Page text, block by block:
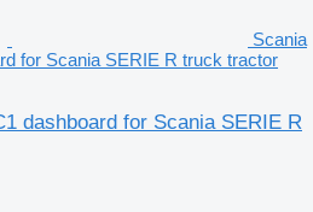
Scania
for Scania SERIE R truck tractor
dashboard for Scania SERIE R